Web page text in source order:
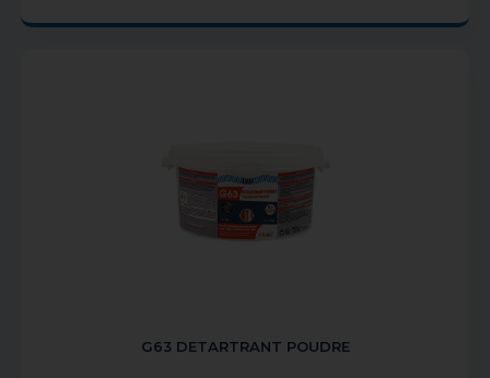
G63 DETARTRANT POUDRE